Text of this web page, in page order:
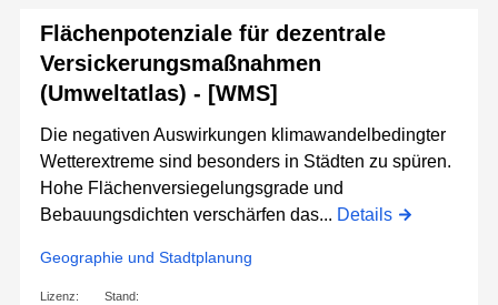
Flächenpotenziale für dezentrale
Versickerungsmaßnahmen
(Umweltatlas) - [WMS]
Die negativen Auswirkungen klimawandelbedingter
Wetterextreme sind besonders in Städten zu spüren.
Hohe Flächenversiegelungsgrade und
Bebauungsdichten verschärfen das... Details
Geographie und Stadtplanung
Lizenz: Stand: